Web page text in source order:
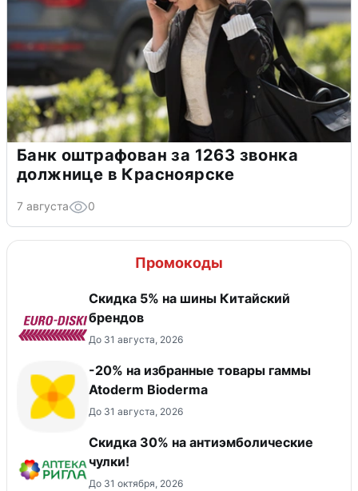
Банк оштрафован за 1263 звонка
должнице в Красноярске
7 августа 0
Промокоды
​Скидка 5% на шины Китайский
брендов
До 31 августа, 2026
-20% на избранные товары гаммы
Atoderm Bioderma
До 31 августа, 2026
Скидка 30% на антиэмболические
чулки!
До 31 октября, 2026